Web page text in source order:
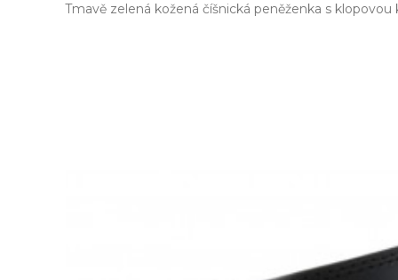
Tmavě zelená kožená číšnická peněženka s klopovou